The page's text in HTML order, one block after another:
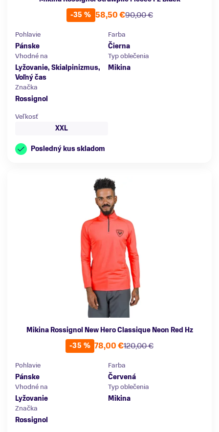
-35 %
90,00 €
58,50 €
Pohlavie
Pánske
Farba
Čierna
Vhodné na
Lyžovanie, Skialpinizmus,
Voľný čas
Typ oblečenia
Mikina
Značka
Rossignol
Veľkosť
XXL
Posledný kus skladom
Mikina Rossignol New Hero Classique Neon Red Hz
-35 %
120,00 €
78,00 €
Pohlavie
Pánske
Farba
Červená
Vhodné na
Lyžovanie
Typ oblečenia
Mikina
Značka
Rossignol